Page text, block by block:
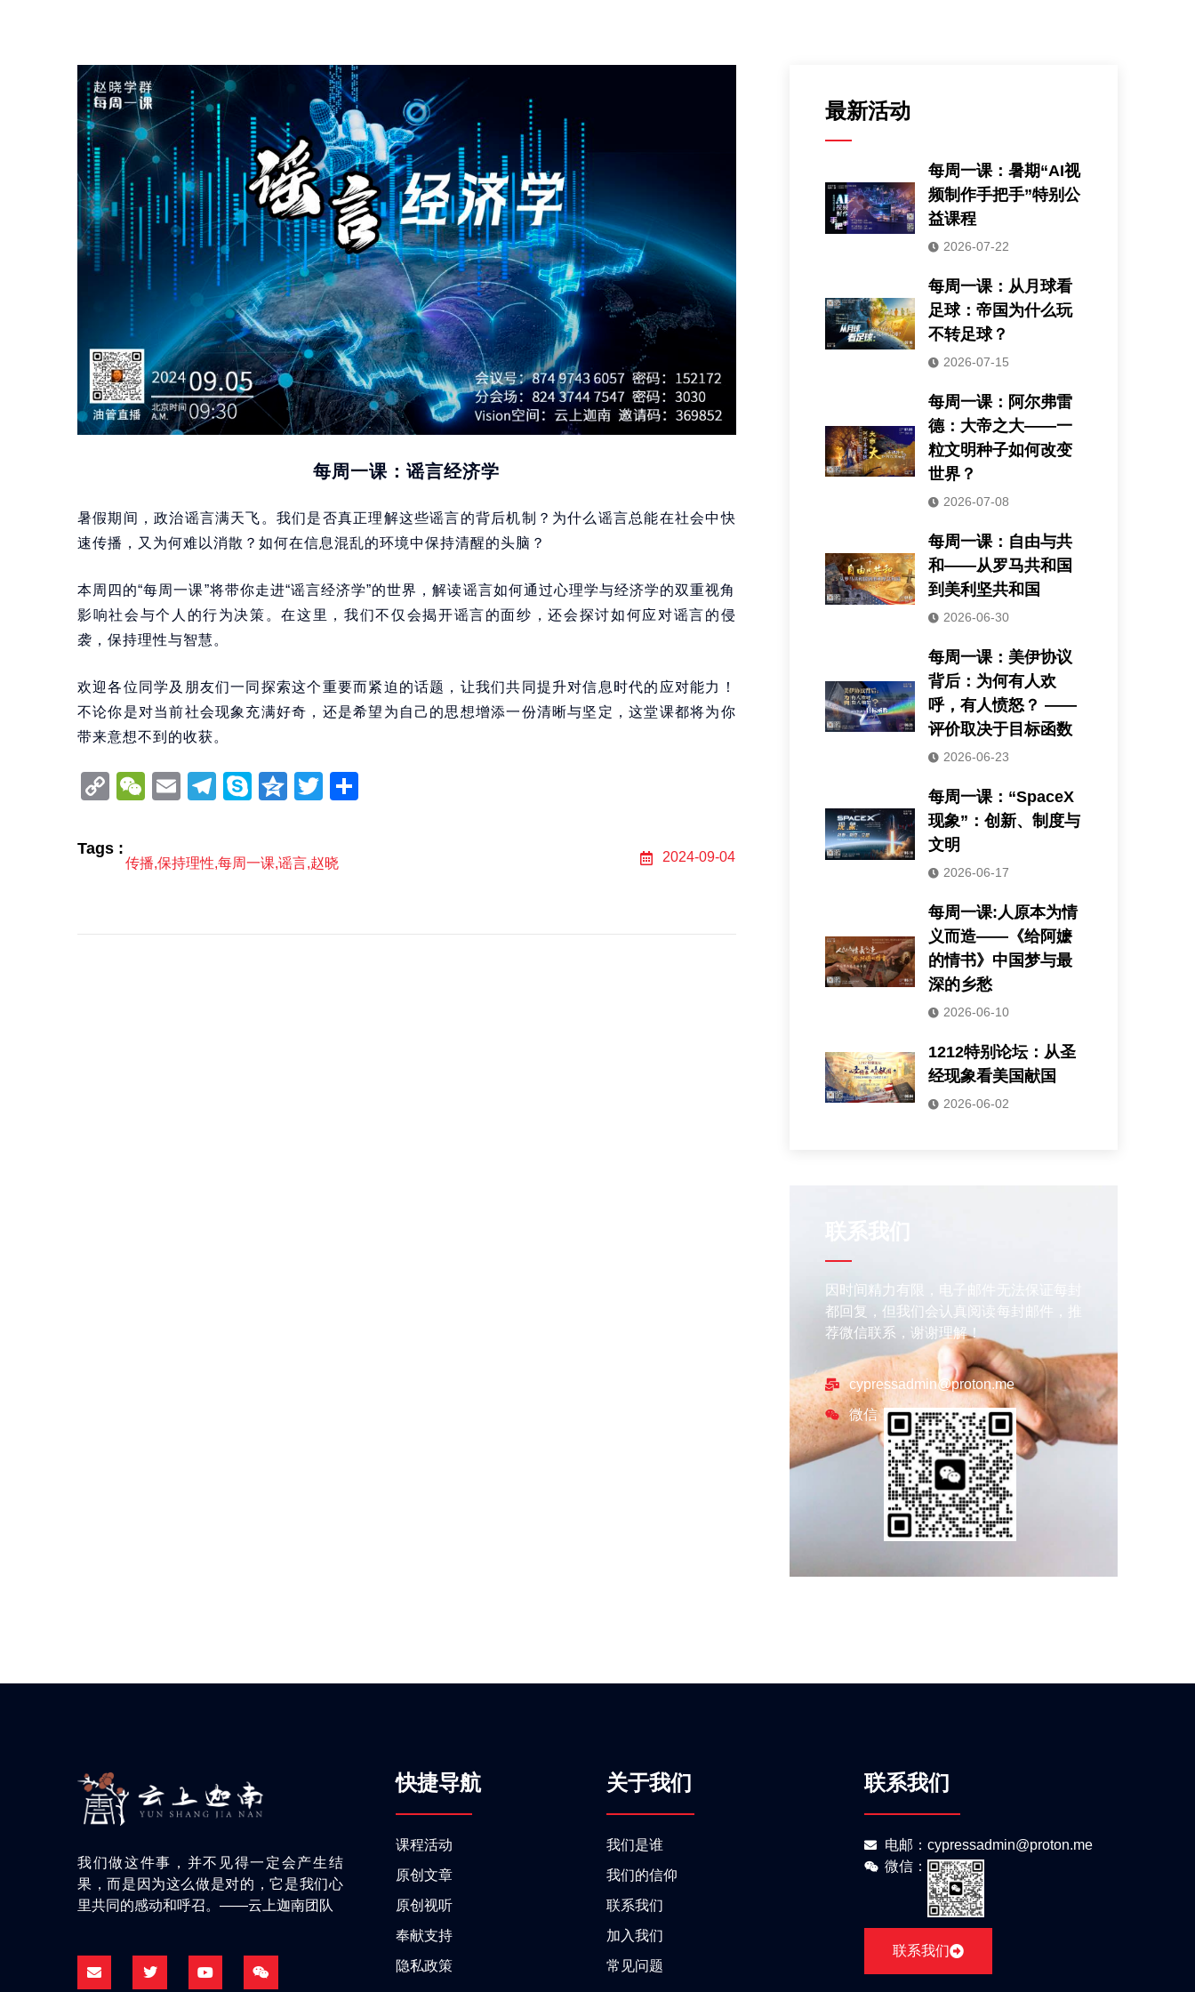
每周一课：谣言经济学
暑假期间，政治谣言满天飞。我们是否真正理解这些谣言的背后机制？为什么谣言总能在社会中快
速传播，又为何难以消散？如何在信息混乱的环境中保持清醒的头脑？
本周四的“每周一课”将带你走进“谣言经济学”的世界，解读谣言如何通过心理学与经济学的双重视角
影响社会与个人的行为决策。在这里，我们不仅会揭开谣言的面纱，还会探讨如何应对谣言的侵
袭，保持理性与智慧。
欢迎各位同学及朋友们一同探索这个重要而紧迫的话题，让我们共同提升对信息时代的应对能力！
不论你是对当前社会现象充满好奇，还是希望为自己的思想增添一份清晰与坚定，这堂课都将为你
带来意想不到的收获。
CopyWeChat
EmailTelegram
SkypeQzoneTwitter
Tags :
传播,保持理性,每周一课,谣言,赵晓 2024-09-04
最新活动
每周一课：暑期“AI视
频制作手把手”特别公
益课程
2026-07-22
每周一课：从月球看
足球：帝国为什么玩
不转足球？
2026-07-15
每周一课：阿尔弗雷
德：大帝之大——一
粒文明种子如何改变
世界？
2026-07-08
每周一课：自由与共
和——从罗马共和国
到美利坚共和国
2026-06-30
每周一课：美伊协议
背后：为何有人欢
呼，有人愤怒？ ——
评价取决于目标函数
2026-06-23
每周一课：“SpaceX
现象”：创新、制度与
文明
2026-06-17
每周一课:人原本为情
义而造——《给阿嬷
的情书》中国梦与最
深的乡愁
2026-06-10
1212特别论坛：从圣
经现象看美国献国
2026-06-02
因时间精力有限，电子邮件无法保证每封
都回复，但我们会认真阅读每封邮件，推
荐微信联系，谢谢理解！
cypressadmin@proton.me
微信
我们做这件事，并不见得一定会产生结
果，而是因为这么做是对的，它是我们心
里共同的感动和呼召。——云上迦南团队
快捷导航
课程活动
原创文章
原创视听
奉献支持
隐私政策
关于我们
我们是谁
我们的信仰
联系我们
加入我们
常见问题
联系我们
电邮：cypressadmin@proton.me
微信：
联系我们